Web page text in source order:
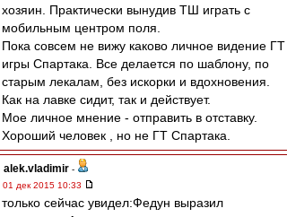
хозяин. Практически вынудив ТШ играть с
мобильным центром поля.
Пока совсем не вижу каково личное видение ГТ
игры Спартака. Все делается по шаблону, по
старым лекалам, без искорки и вдохновения.
Как на лавке сидит, так и действует.
Мое личное мнение - отправить в отставку.
Хороший человек , но не ГТ Спартака.
alek.vladimir -
01 дек 2015 10:33
только сейчас увидел:Федун выразил